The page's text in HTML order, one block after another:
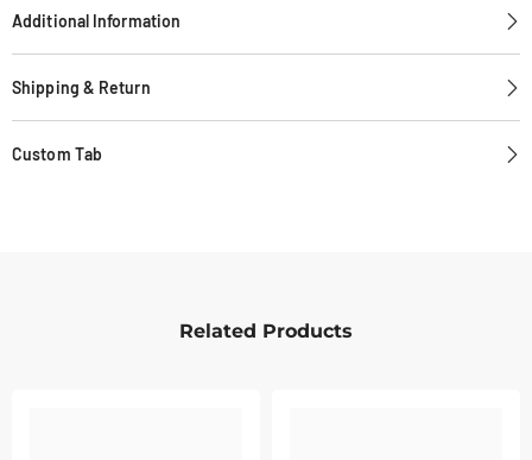
Additional Information
Shipping & Return
Custom Tab
Related Products